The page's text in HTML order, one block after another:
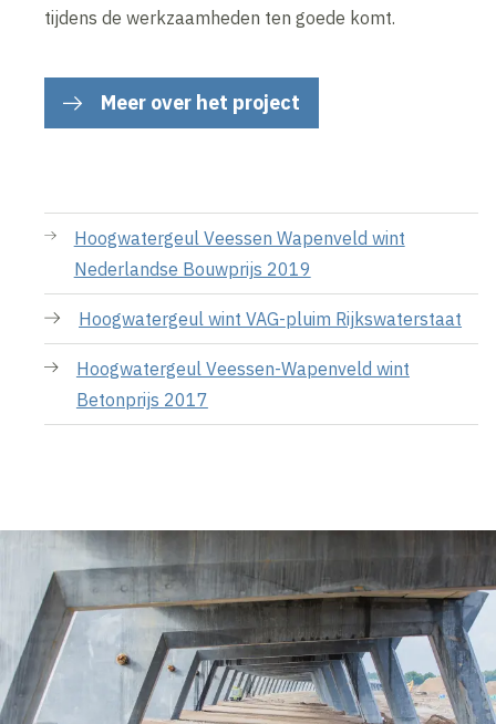
tijdens de werkzaamheden ten goede komt.
Meer over het project
Hoogwatergeul Veessen Wapenveld wint
Nederlandse Bouwprijs 2019
Hoogwatergeul wint VAG-pluim Rijkswaterstaat
Hoogwatergeul Veessen-Wapenveld wint
Betonprijs 2017